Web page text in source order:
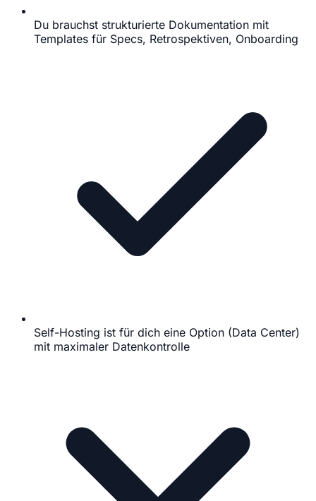
Du brauchst strukturierte Dokumentation mit
Templates für Specs, Retrospektiven, Onboarding
Self-Hosting ist für dich eine Option (Data Center)
mit maximaler Datenkontrolle